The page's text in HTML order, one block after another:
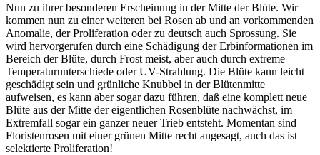
Nun zu ihrer besonderen Erscheinung in der Mitte der Blüte. Wir
kommen nun zu einer weiteren bei Rosen ab und an vorkommenden
Anomalie, der Proliferation oder zu deutsch auch Sprossung. Sie
wird hervorgerufen durch eine Schädigung der Erbinformationen im
Bereich der Blüte, durch Frost meist, aber auch durch extreme
Temperaturunterschiede oder UV-Strahlung. Die Blüte kann leicht
geschädigt sein und grünliche Knubbel in der Blütenmitte
aufweisen, es kann aber sogar dazu führen, daß eine komplett neue
Blüte aus der Mitte der eigentlichen Rosenblüte nachwächst, im
Extremfall sogar ein ganzer neuer Trieb entsteht. Momentan sind
Floristenrosen mit einer grünen Mitte recht angesagt, auch das ist
selektierte Proliferation!